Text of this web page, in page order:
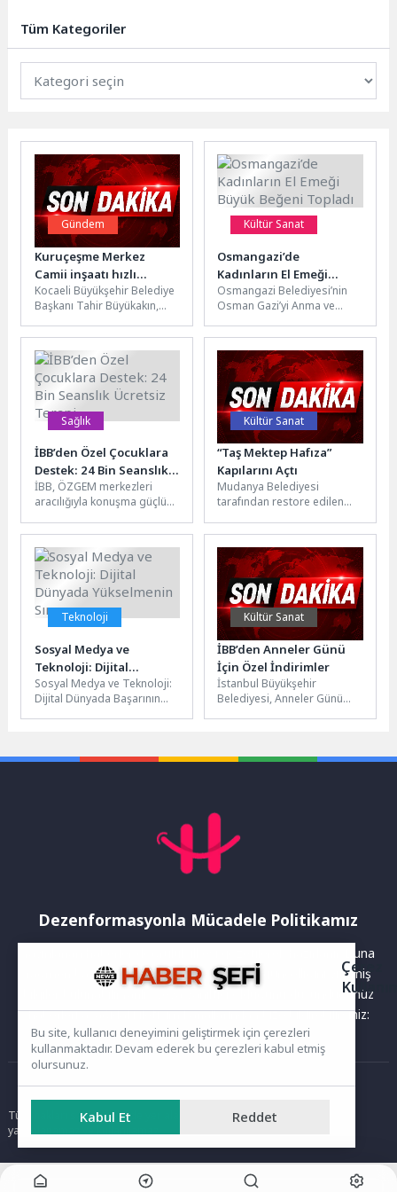
Tüm Kategoriler
Gündem
Kuruçeşme Merkez
Camii inşaatı hızlı
ilerliyor
Kocaeli Büyükşehir Belediye
Başkanı Tahir Büyükakın,
yıkılıp yeniden yapılan
Kuruçeşme Merkez...
Kültür Sanat
Osmangazi’de
Kadınların El Emeği
Büyük Beğeni Topladı
Osmangazi Belediyesi’nin
Osman Gazi’yi Anma ve
Etkinlikleri kapsamında
kurduğu Kadın Girişimciler
Sokağı,...
Sağlık
İBB’den Özel Çocuklara
Destek: 24 Bin Seanslık
Ücretsiz Terapi
İBB, ÖZGEM merkezleri
aracılığıyla konuşma güçlüğü
olmaya devam ediyor.
2019’dan bu yana...
Kültür Sanat
“Taş Mektep Hafıza”
Kapılarını Açtı
Mudanya Belediyesi
tarafından restore edilen
“Hafıza” adıyla Tirilye’nin
tarihini, üretim kültürünü,...
Teknoloji
Sosyal Medya ve
Teknoloji: Dijital
Dünyada Yükselmenin
Sırrı
Sosyal Medya ve Teknoloji:
Dijital Dünyada Başarının
Kültür Sanat
İBB’den Anneler Günü
İçin Özel İndirimler
İstanbul Büyükşehir
Belediyesi, Anneler Günü
ve...
Dezenformasyonla Mücadele Politikamız
Yayınlanan haberler doğruluk ilkesi gözetilerek hazırlanır. Buna
rağmen bazı içeriklerde eksik, hatalı veya güncelliğini yitirmiş
bilgiler bulunabilir.Yanlış veya yanıltıcı olduğunu düşündüğünüz
haberleri aşağıdaki iletişim kanallarından bize bildirebilirsiniz:
Ana Sayfa
Tüm hakları saklıdır. Sitede yer alan içerikler izinsiz kopyalanamaz,
yayımlanamaz ve kullanılamaz.
Çerez
Bu site, kullanıcı deneyimini geliştirmek için çerezleri
kullanmaktadır. Devam ederek bu çerezleri kabul etmiş
olursunuz.
Kabul Et Reddet